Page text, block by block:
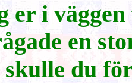
er i
en
du